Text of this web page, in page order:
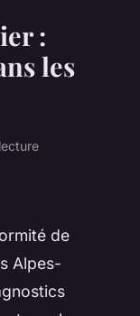
:
les
de
Alpes-